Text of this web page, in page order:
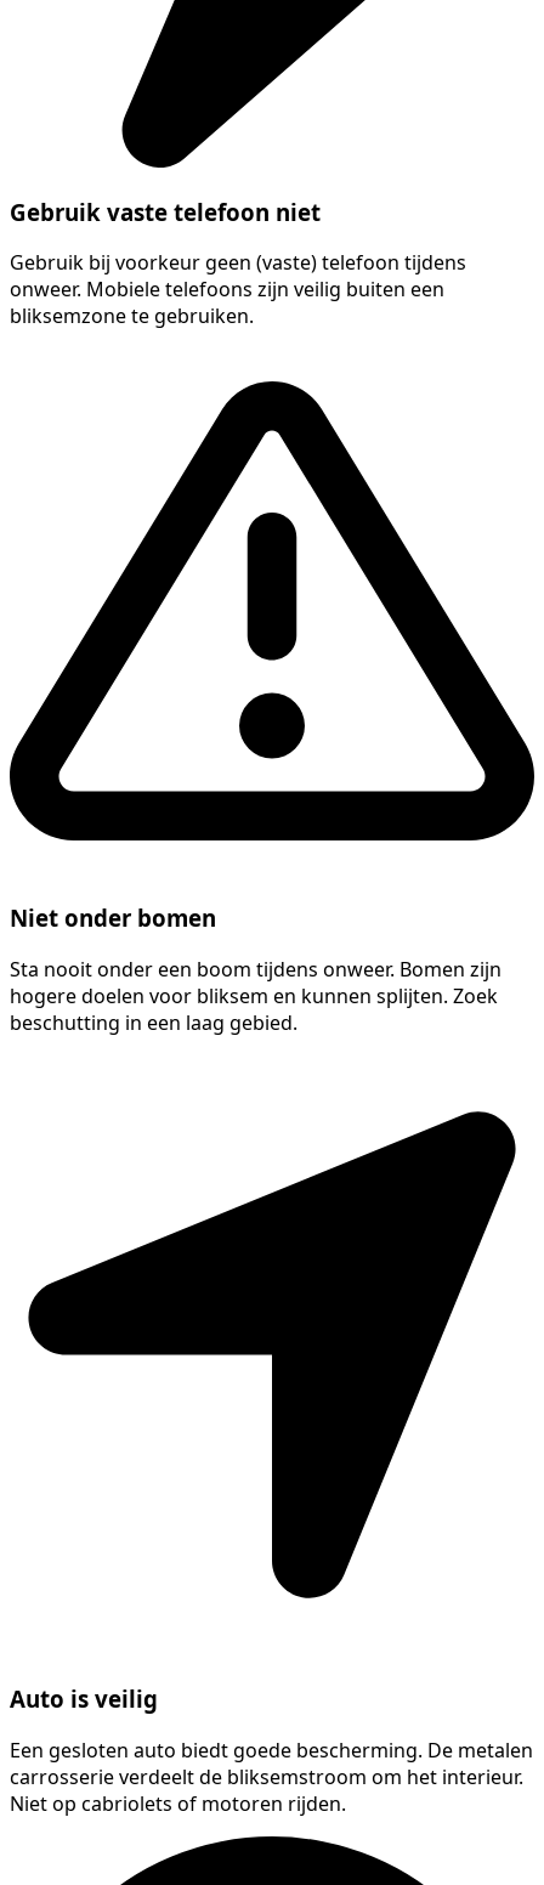
Gebruik vaste telefoon niet
Gebruik bij voorkeur geen (vaste) telefoon tijdens
onweer. Mobiele telefoons zijn veilig buiten een
bliksemzone te gebruiken.
Niet onder bomen
Sta nooit onder een boom tijdens onweer. Bomen zijn
hogere doelen voor bliksem en kunnen splijten. Zoek
beschutting in een laag gebied.
Auto is veilig
Een gesloten auto biedt goede bescherming. De metalen
carrosserie verdeelt de bliksemstroom om het interieur.
Niet op cabriolets of motoren rijden.